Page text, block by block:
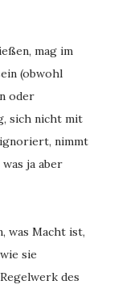
mag im
(obwohl
oder
sich nicht mit
ignoriert, nimmt
ja aber
was Macht ist,
sie
des